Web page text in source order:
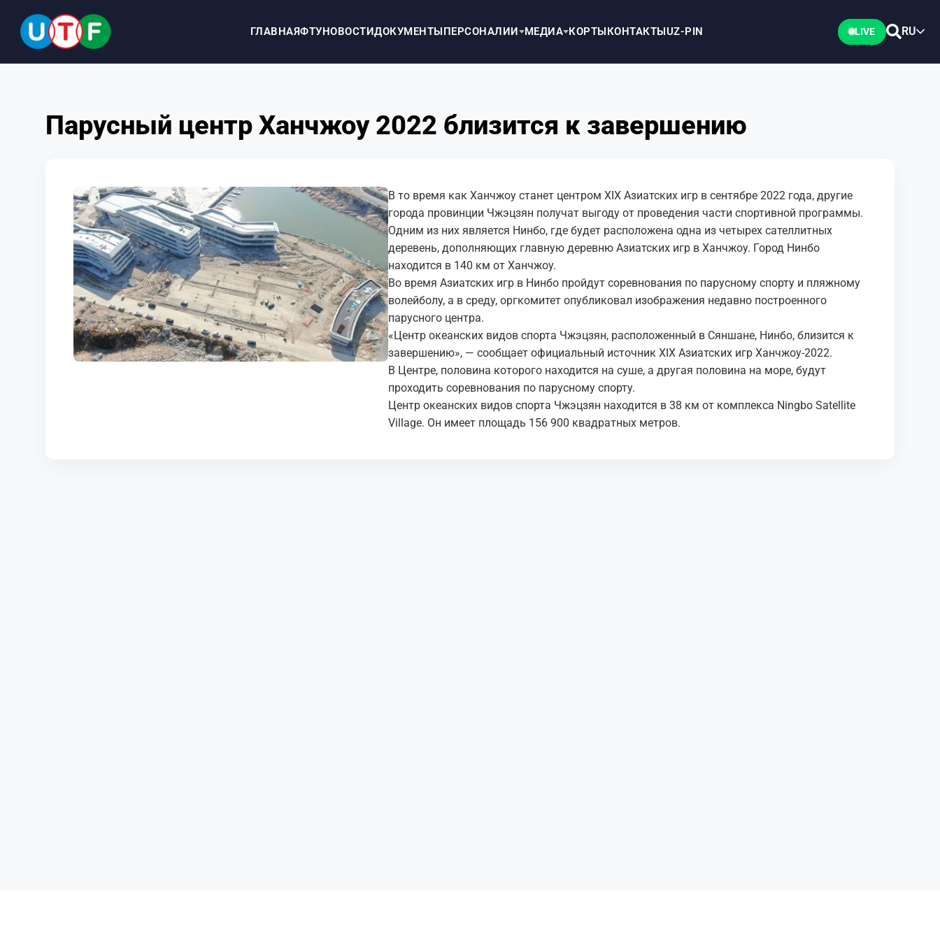
ГЛАВНАЯФТУНОВОСТИДОКУМЕНТЫПЕРСОНАЛИИ МЕДИА КОРТЫКОНТАКТЫUZ-PIN LIVE RU
ДОКУМЕНТЫ
ПЕРСОНАЛИИ
Парусный центр Ханчжоу 2022 близится к завершению
В то время как Ханчжоу станет центром XIX Азиатских игр в сентябре 2022 года, другие
города провинции Чжэцзян получат выгоду от проведения части спортивной программы.
Одним из них является Нинбо, где будет расположена одна из четырех сателлитных
деревень, дополняющих главную деревню Азиатских игр в Ханчжоу. Город Нинбо
находится в 140 км от Ханчжоу.
Во время Азиатских игр в Нинбо пройдут соревнования по парусному спорту и пляжному
волейболу, а в среду, оргкомитет опубликовал изображения недавно построенного
парусного центра.
«Центр океанских видов спорта Чжэцзян, расположенный в Сяншане, Нинбо, близится к
завершению», — сообщает официальный источник XIX Азиатских игр Ханчжоу-2022.
В Центре, половина которого находится на суше, а другая половина на море, будут
проходить соревнования по парусному спорту.
Центр океанских видов спорта Чжэцзян находится в 38 км от комплекса Ningbo Satellite
Village. Он имеет площадь 156 900 квадратных метров.